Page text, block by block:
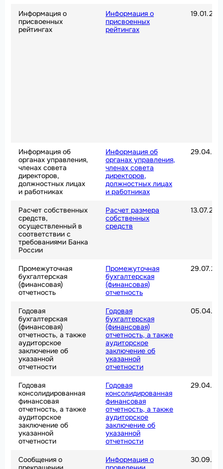
Информация о
присвоенных
рейтингах
Информация о
присвоенных
рейтингах
Информация об
органах управления,
членах совета
директоров,
должностных лицах
и работниках
Информация об
органах управления,
членах совета
директоров,
должностных лицах
и работниках
Расчет собственных
средств,
осуществленный в
соответствии с
требованиями Банка
России
Расчет размера
собственных
средств
Промежуточная
бухгалтерская
(финансовая)
отчетность
Промежуточная
бухгалтерская
(финансовая)
отчетность
Годовая
бухгалтерская
(финансовая)
отчетность, а также
аудиторское
заключение об
указанной
отчетности
Годовая
бухгалтерская
(финансовая)
отчетность, а также
аудиторское
заключение об
указанной
отчетности
Годовая
консолидированная
финансовая
отчетность, а также
аудиторское
заключение об
указанной
отчетности
Годовая
консолидированная
финансовая
отчетность, а также
аудиторское
заключение об
указанной
отчетности
Сообщения о
Информация о